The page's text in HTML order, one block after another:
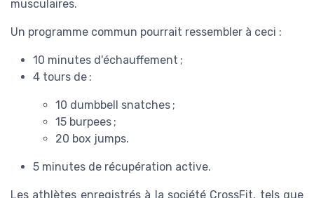
4 tours de :
10 dumbbell snatches ;
15 burpees ;
20 box jumps.
5 minutes de récupération active.
ceux qui s'entraînent au CrossFit Louvre à Paris,
utilisent souvent ce type de WOD pour se préparer aux